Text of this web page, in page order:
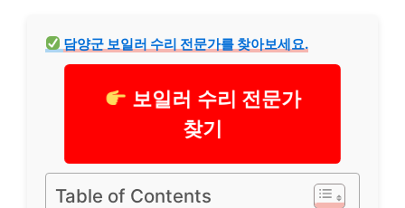
담양군 보일러 수리 전문가를 찾아보세요.
보일러 수리 전문가
찾기
Table of Contents